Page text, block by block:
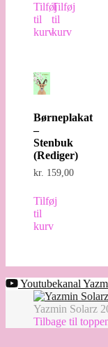
Tilføj
til
kurv
Tilføj
til
kurv
Børneplakat
–
Stenbuk
(Rediger)
kr. 159,00
Tilføj
til
kurv
Youtubekanal
Yazmin Solarz
Tilbage til